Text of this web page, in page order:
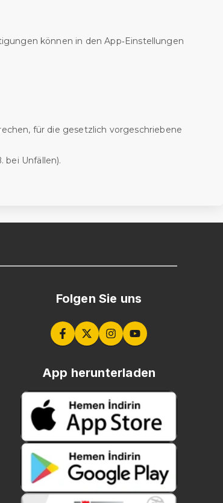
können in den App‑Einstellungen
für die gesetzlich vorgeschriebene
Unfällen).
Folgen Sie uns
App herunterladen